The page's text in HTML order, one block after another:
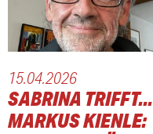
15.04.2026
SABRINA TRIFFT...
MARKUS KIENLE: